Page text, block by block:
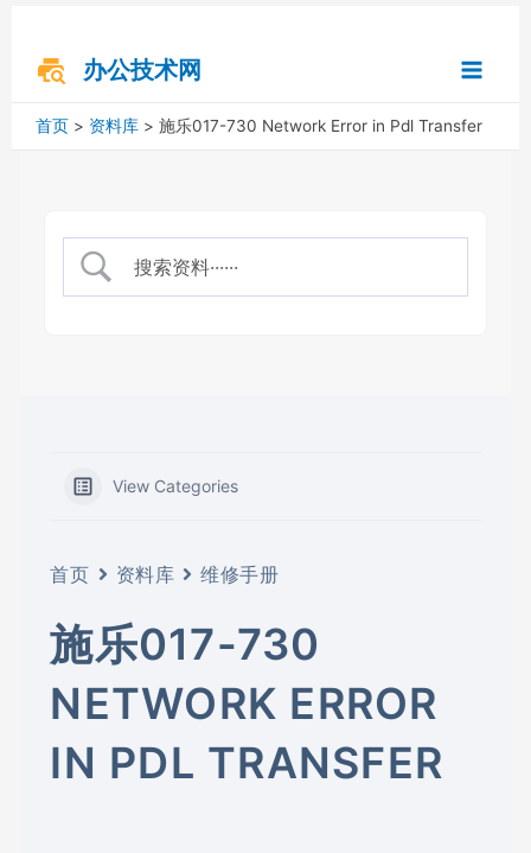
办公技术网
Menu
首页 资料库 施乐017-730 Network Error in Pdl Transfer
View Categories
首页 资料库 维修手册
施乐017-730
NETWORK ERROR
IN PDL TRANSFER